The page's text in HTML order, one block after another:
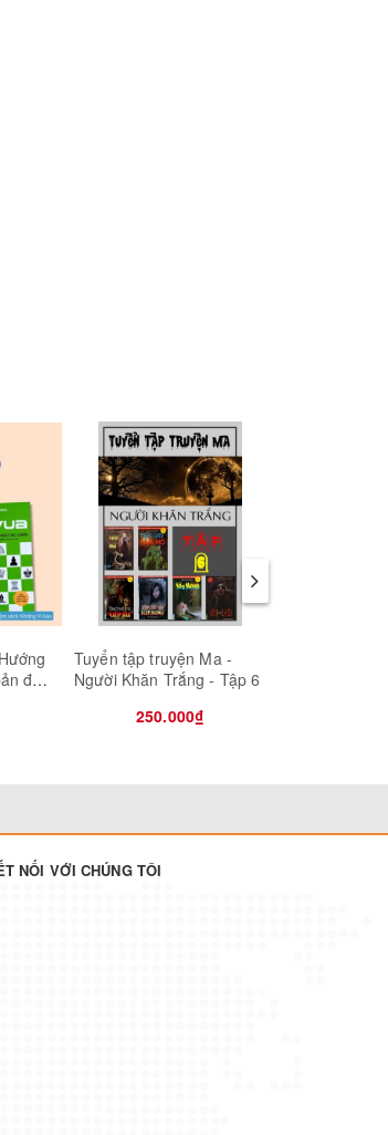
đến
Tuyển tập truyện Ma -
Người Khăn Trắng - Tập 6
250.000₫
NỐI VỚI CHÚNG TÔI